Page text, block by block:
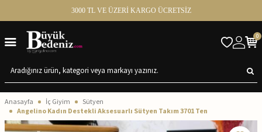
3000 TL VE ÜZERİ KARGO ÜCRETSİZ
0
Anasayfa İç Giyim
Sütyen
Angelino Kadın Destekli Aksesuarlı Sütyen Takım 3701 Ten